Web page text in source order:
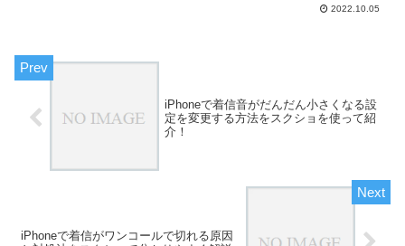
2022.10.05
iPhoneで着信音がだんだん小さくなる設
定を変更する方法をスクショを使って紹
介！
iPhoneで着信がワンコールで切れる原因